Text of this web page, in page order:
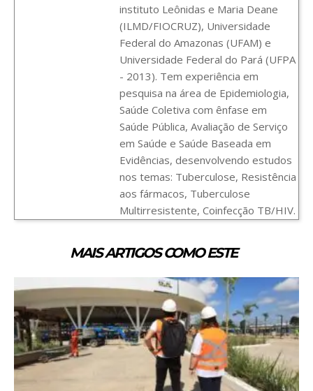
instituto Leônidas e Maria Deane
(ILMD/FIOCRUZ), Universidade
Federal do Amazonas (UFAM) e
Universidade Federal do Pará (UFPA
- 2013). Tem experiência em
pesquisa na área de Epidemiologia,
Saúde Coletiva com ênfase em
Saúde Pública, Avaliação de Serviço
em Saúde e Saúde Baseada em
Evidências, desenvolvendo estudos
nos temas: Tuberculose, Resistência
aos fármacos, Tuberculose
Multirresistente, Coinfecção TB/HIV.
MAIS ARTIGOS COMO ESTE